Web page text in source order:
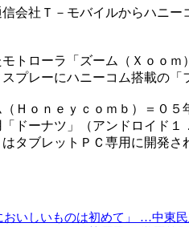
会社Ｔ－モバイルからハニ
トローラ「ズーム（Ｘｏｏ
プレーにハニーコム搭載の「
Ｈｏｎｅｙｃｏｍｂ）＝０５
ドーナツ」（アンドロイド
タブレットＰＣ専用に開発さ
おいしいものは初めて」 …中東